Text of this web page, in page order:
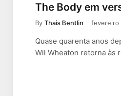
The Body em
By Thais Bentlin fevereiro
Quase quarenta anos
Wil Wheaton retorna às